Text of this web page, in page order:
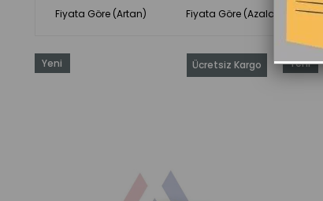
Fiyata Göre (Artan) Fiyata Göre (Azalan)
Ücretsiz Kargo
Yeni
Yeni